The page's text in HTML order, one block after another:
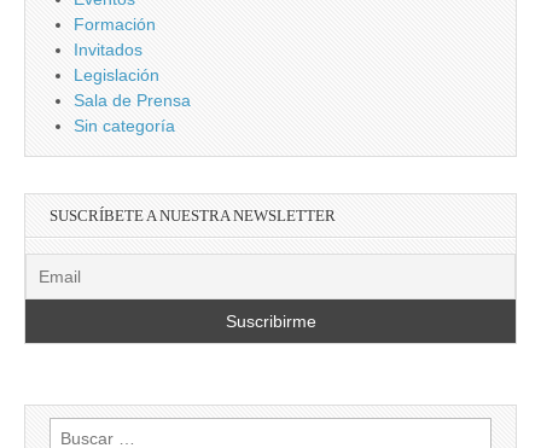
Formación
Invitados
Legislación
Sala de Prensa
Sin categoría
SUSCRÍBETE A NUESTRA NEWSLETTER
Buscar: